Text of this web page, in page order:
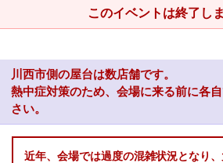
このイベントは終了し
川西市側の屋台は数店舗です。
熱中症対策のため、会場に来る前に各
さい。
近年、会場では過度の混雑状況となり